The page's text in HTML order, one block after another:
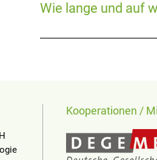
Wie lange und auf
Kooperationen /